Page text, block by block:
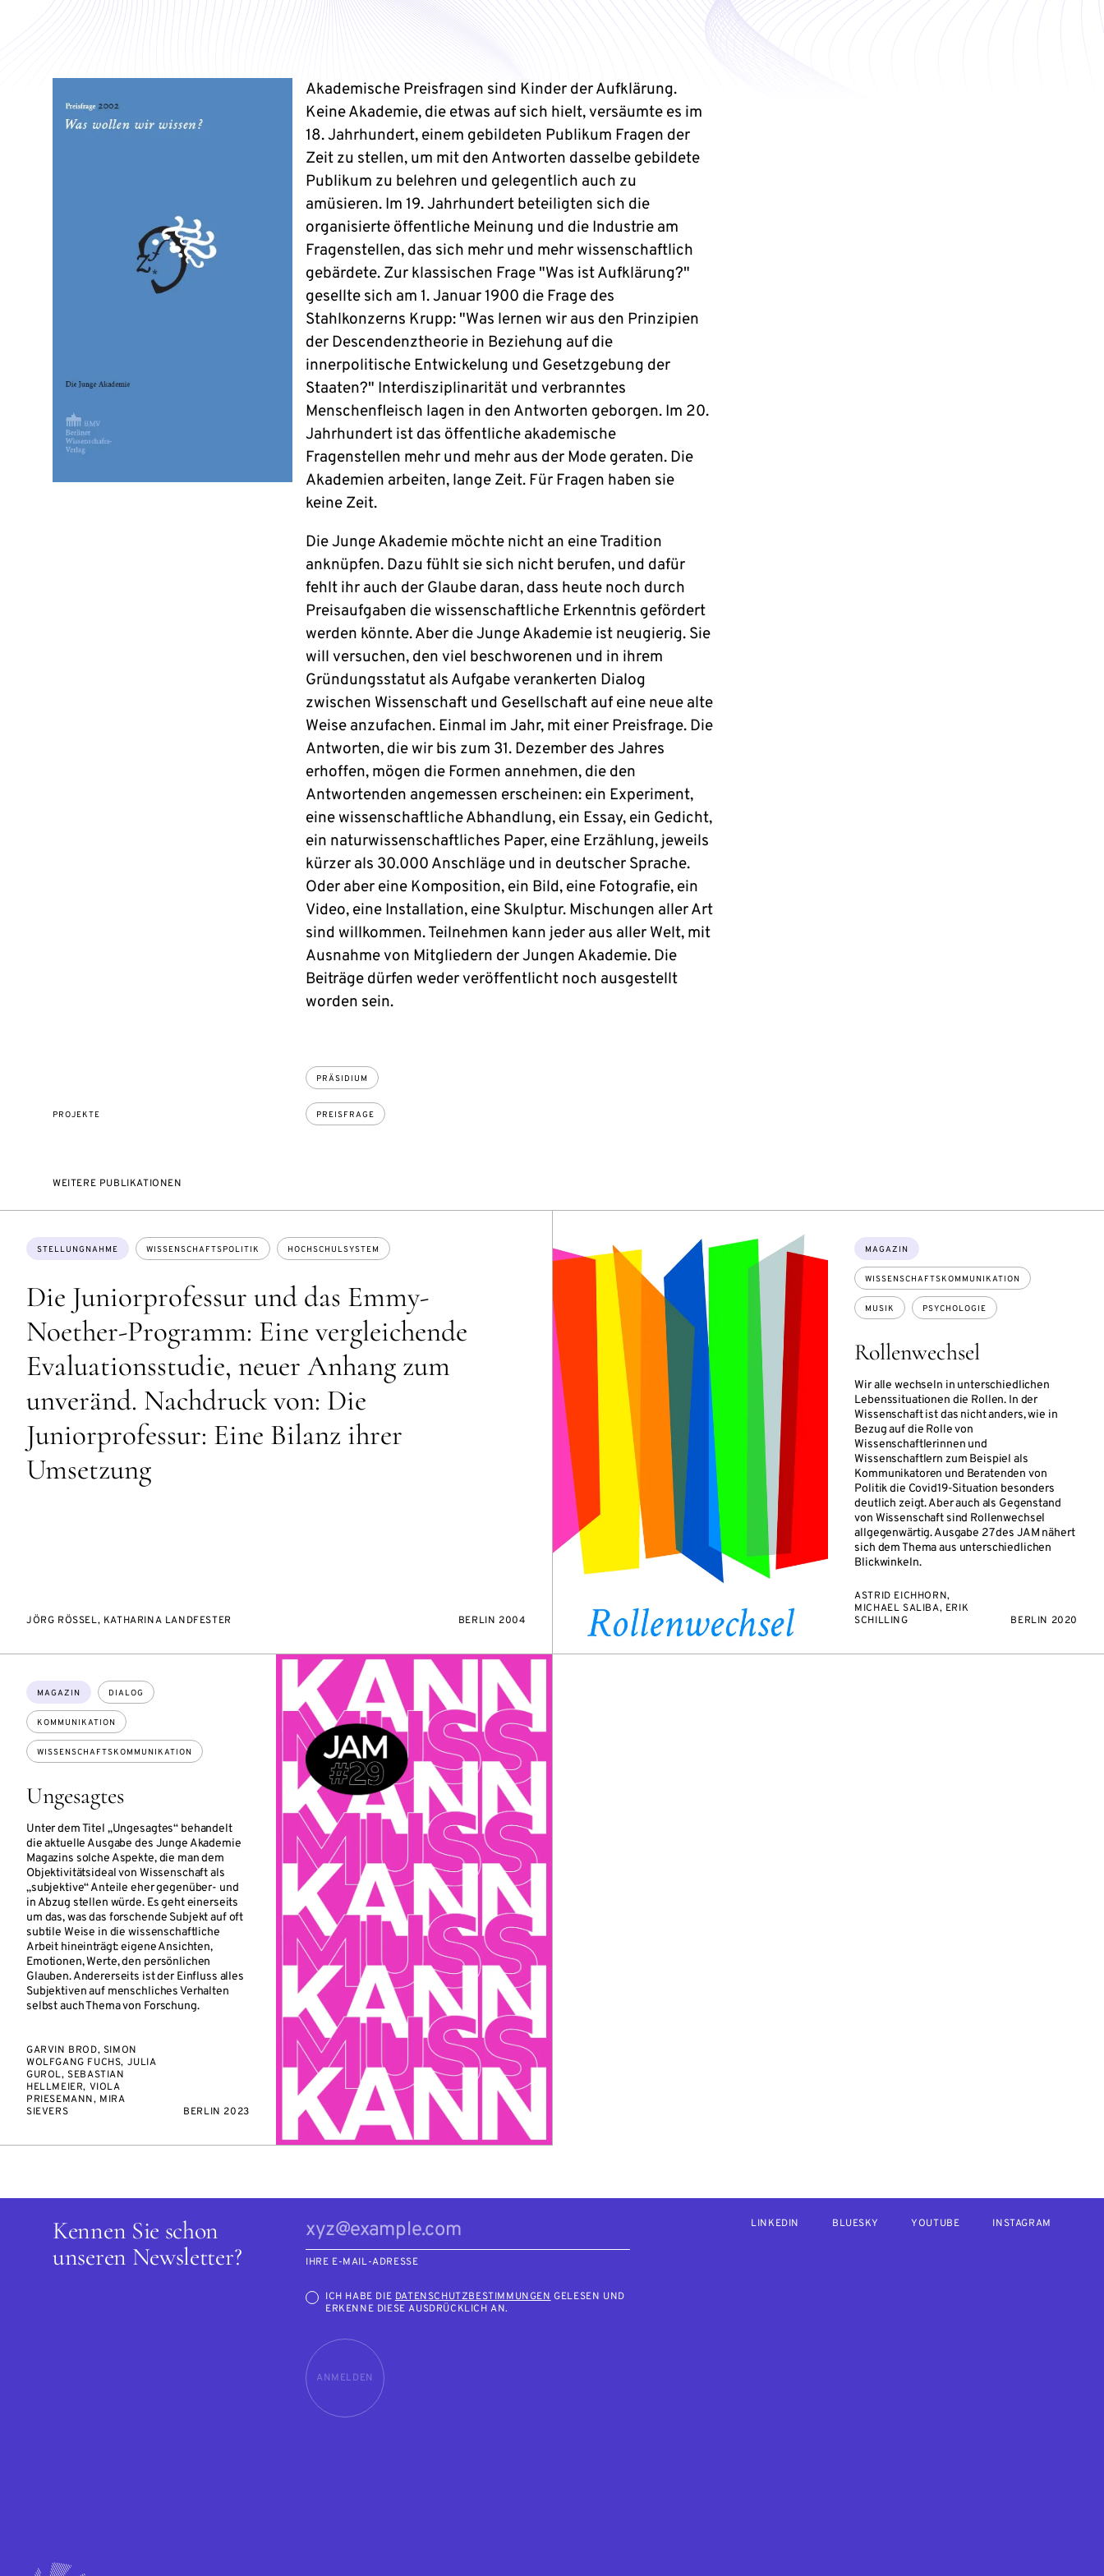
Akademische Preisfragen sind Kinder der Aufklärung.
Keine Akademie, die etwas auf sich hielt, versäumte es im
18. Jahrhundert, einem gebildeten Publikum Fragen der
Zeit zu stellen, um mit den Antworten dasselbe gebildete
Publikum zu belehren und gelegentlich auch zu
amüsieren. Im 19. Jahrhundert beteiligten sich die
organisierte öffentliche Meinung und die Industrie am
Fragenstellen, das sich mehr und mehr wissenschaftlich
gebärdete. Zur klassischen Frage "Was ist Aufklärung?"
gesellte sich am 1. Januar 1900 die Frage des
Stahlkonzerns Krupp: "Was lernen wir aus den Prinzipien
der Descendenztheorie in Beziehung auf die
innerpolitische Entwickelung und Gesetzgebung der
Staaten?" Interdisziplinarität und verbranntes
Menschenfleisch lagen in den Antworten geborgen. Im 20.
Jahrhundert ist das öffentliche akademische
Fragenstellen mehr und mehr aus der Mode geraten. Die
Akademien arbeiten, lange Zeit. Für Fragen haben sie
keine Zeit.
Die Junge Akademie möchte nicht an eine Tradition
anknüpfen. Dazu fühlt sie sich nicht berufen, und dafür
fehlt ihr auch der Glaube daran, dass heute noch durch
Preisaufgaben die wissenschaftliche Erkenntnis gefördert
werden könnte. Aber die Junge Akademie ist neugierig. Sie
will versuchen, den viel beschworenen und in ihrem
Gründungsstatut als Aufgabe verankerten Dialog
zwischen Wissenschaft und Gesellschaft auf eine neue alte
Weise anzufachen. Einmal im Jahr, mit einer Preisfrage. Die
Antworten, die wir bis zum 31. Dezember des Jahres
erhoffen, mögen die Formen annehmen, die den
Antwortenden angemessen erscheinen: ein Experiment,
eine wissenschaftliche Abhandlung, ein Essay, ein Gedicht,
ein naturwissenschaftliches Paper, eine Erzählung, jeweils
kürzer als 30.000 Anschläge und in deutscher Sprache.
Oder aber eine Komposition, ein Bild, eine Fotografie, ein
Video, eine Installation, eine Skulptur. Mischungen aller Art
sind willkommen. Teilnehmen kann jeder aus aller Welt, mit
Ausnahme von Mitgliedern der Jungen Akademie. Die
Beiträge dürfen weder veröffentlicht noch ausgestellt
worden sein.
PRÄSIDIUM
PROJEKTE PREISFRAGE
WEITERE PUBLIKATIONEN
Die Juniorprofessur und das Emmy-
Noether-Programm: Eine vergleichende
Evaluationsstudie, neuer Anhang zum
unveränd. Nachdruck von: Die
Juniorprofessur: Eine Bilanz ihrer
Umsetzung
Themen:
STELLUNGNAHME WISSENSCHAFTSPOLITIK HOCHSCHULSYSTEM
JÖRG RÖSSEL, KATHARINA LANDFESTER BERLIN 2004
Rollenwechsel
Wir alle wechseln in unterschiedlichen
Lebenssituationen die Rollen. In der
Wissenschaft ist das nicht anders, wie in
Bezug auf die Rolle von
Wissenschaftlerinnen und
Wissenschaftlern zum Beispiel als
Kommunikatoren und Beratenden von
Politik die Covid19-Situation besonders
deutlich zeigt. Aber auch als Gegenstand
von Wissenschaft sind Rollenwechsel
allgegenwärtig. Ausgabe 27 des JAM nähert
sich dem Thema aus unterschiedlichen
Blickwinkeln.
Themen:
MAGAZIN
WISSENSCHAFTSKOMMUNIKATION
MUSIK PSYCHOLOGIE
ASTRID EICHHORN,
MICHAEL SALIBA, ERIK
SCHILLING
BERLIN 2020
Ungesagtes
Unter dem Titel „Ungesagtes“ behandelt
die aktuelle Ausgabe des Junge Akademie
Magazins solche Aspekte, die man dem
Objektivitätsideal von Wissenschaft als
„subjektive“ Anteile eher gegenüber- und
in Abzug stellen würde. Es geht einerseits
um das, was das forschende Subjekt auf oft
subtile Weise in die wissenschaftliche
Arbeit hineinträgt: eigene Ansichten,
Emotionen, Werte, den persönlichen
Glauben. Andererseits ist der Einfluss alles
Subjektiven auf menschliches Verhalten
selbst auch Thema von Forschung.
Themen:
MAGAZIN DIALOG
KOMMUNIKATION
WISSENSCHAFTSKOMMUNIKATION
GARVIN BROD, SIMON
WOLFGANG FUCHS, JULIA
GUROL, SEBASTIAN
HELLMEIER, VIOLA
PRIESEMANN, MIRA
SIEVERS
BERLIN 2023
Kennen Sie schon
unseren Newsletter?
IHRE E-MAIL-ADRESSE
ICH HABE DIEDATENSCHUTZBESTIMMUNGENGELESEN UND
ERKENNE DIESE AUSDRÜCKLICH AN.
ANMELDEN
LINKEDIN BLUESKY YOUTUBE INSTAGRAM